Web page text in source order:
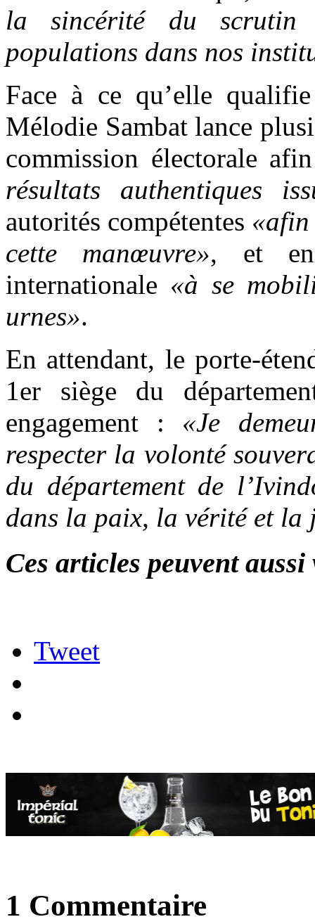
la sincérité du scrutin
populations dans nos
Face à ce qu’elle
Mélodie Sambat lance
commission électorale
résultats authentiques
autorités compétentes
cette manœuvre», et
internationale «à se
urnes».
En attendant, le porte-
1er siège du
engagement : «Je
respecter la volonté
du département de
dans la paix, la vérité et la
Ces articles peuvent
Tweet
1 Commentaire